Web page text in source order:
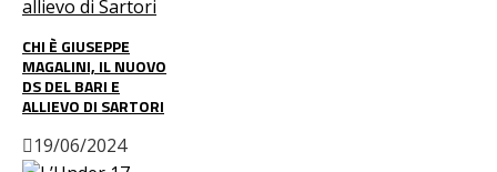
CHI È GIUSEPPE
MAGALINI, IL NUOVO
DS DEL BARI E
ALLIEVO DI SARTORI
19/06/2024